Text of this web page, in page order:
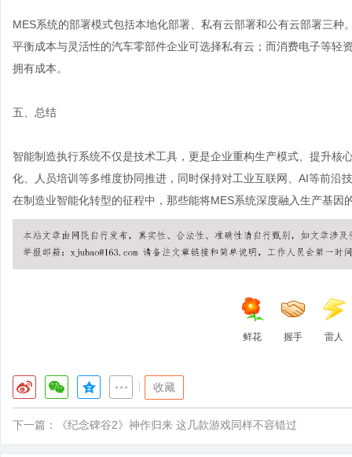
MES系统的部署模式包括本地化部署、私有云部署和公有云部署三
平衡成本与灵活性的汽车零部件企业可选择私有云；而消费电子等轻
拥有成本。
五、总结
智能制造执行系统不仅是技术工具，更是企业重构生产模式、提升
化、人员培训等多维度协同推进，同时保持对工业互联网、AI等前沿
在制造业智能化转型的征程中，那些能将MES系统深度融入生产基因
鲜花 握手 雷人
收藏
下一篇： 《纪念碑谷2》神作归来 这几款游戏同样不容错过